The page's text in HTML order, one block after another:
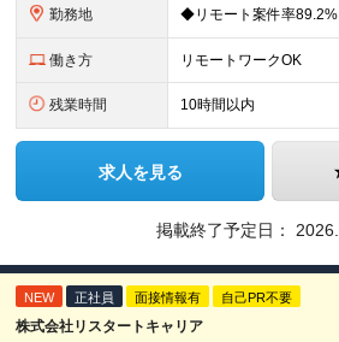
勤務地
働き方 リモートワークOK
残業時間 10時間以内
求人を見る
掲載終了予定日：
NEW 正社員 面接情報有 自己PR不要
株式会社リスタートキャリア